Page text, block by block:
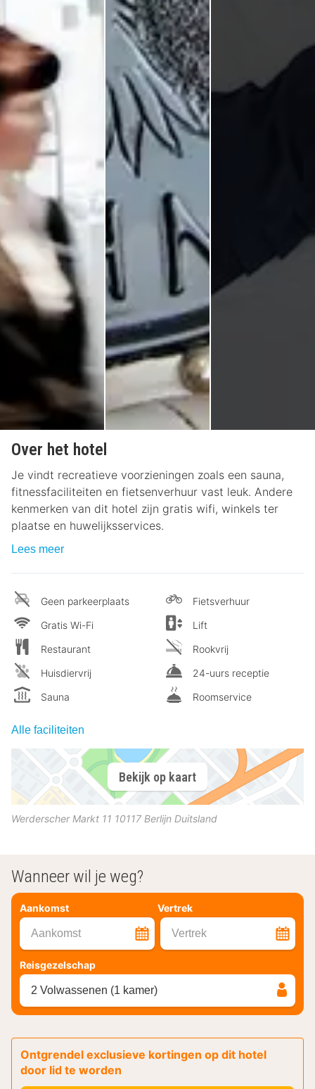
Over het hotel
Je vindt recreatieve voorzieningen zoals een sauna,
fitnessfaciliteiten en fietsenverhuur vast leuk. Andere
kenmerken van dit hotel zijn gratis wifi, winkels ter
plaatse en huwelijksservices.
Lees meer
Geen parkeerplaats
Gratis Wi-Fi
Restaurant
Huisdiervrij
Sauna
Fietsverhuur
Lift
Rookvrij
24-uurs receptie
Roomservice
Alle faciliteiten
Bekijk op kaart
Werderscher Markt 11 10117 Berlijn Duitsland
Wanneer wil je weg?
Aankomst Vertrek
Aankomst Vertrek
Reisgezelschap
2 Volwassenen (1 kamer)
Ontgrendel exclusieve kortingen op dit hotel
door lid te worden